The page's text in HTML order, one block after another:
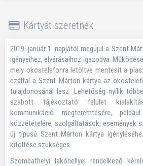
Kártyát szeretnék
2019. január 1. napjától megújul a Szent
igényeihez, elvárásaihoz igazodva.
mely okostelefonra letöltve mentesít a
ezáltal a Szent Márton kártya az
tulajdonosánál lesz. Lehetőség nyílik
szabott tájékoztató felület
kommunikáció megteremtésére,
közzétételére, szolgáltatások, események
új típusú Szent Márton kártya
kitöltése szükséges.
Szombathelyi lakóhellyel rendelkező